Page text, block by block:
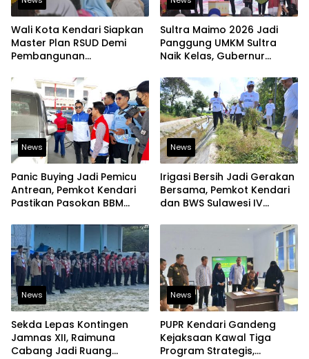
Wali Kota Kendari Siapkan
Master Plan RSUD Demi
Pembangunan
Sultra Maimo 2026 Jadi
Panggung UMKM Sultra
Naik Kelas, Gubernur
Tembus Pasar Ekspor
News
Panic Buying Jadi Pemicu
Antrean, Pemkot Kendari
Pastikan Pasokan BBM
News
Irigasi Bersih Jadi Gerakan
Bersama, Pemkot Kendari
dan BWS Sulawesi IV
Pangan
News
Sekda Lepas Kontingen
Jamnas XII, Raimuna
Cabang Jadi Ruang
News
PUPR Kendari Gandeng
Kejaksaan Kawal Tiga
Program Strategis,